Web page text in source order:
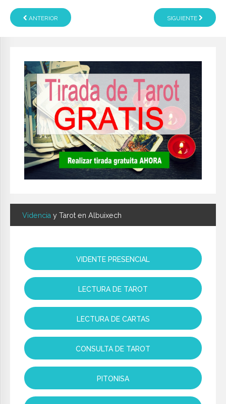
ANTERIOR SIGUIENTE
Videncia y Tarot en Albuixech
VIDENTE PRESENCIAL
LECTURA DE TAROT
LECTURA DE CARTAS
CONSULTA DE TAROT
PITONISA